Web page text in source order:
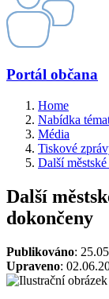
Portál občana
Home
Nabídka
Média
Tiskové
Další
Další
dokončeny
Publikováno:
Upraveno: